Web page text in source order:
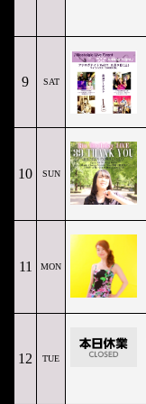
9 SAT
10 SUN
11 MON
12 TUE